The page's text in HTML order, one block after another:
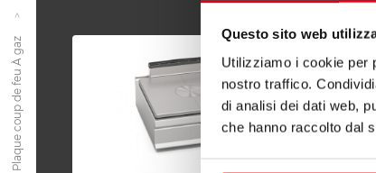
Questo sito web
Utilizziamo i cookie per
nostro traffico.
di analisi dei dati web,
che hanno raccolto dal
Plaque coup de feu À gaz